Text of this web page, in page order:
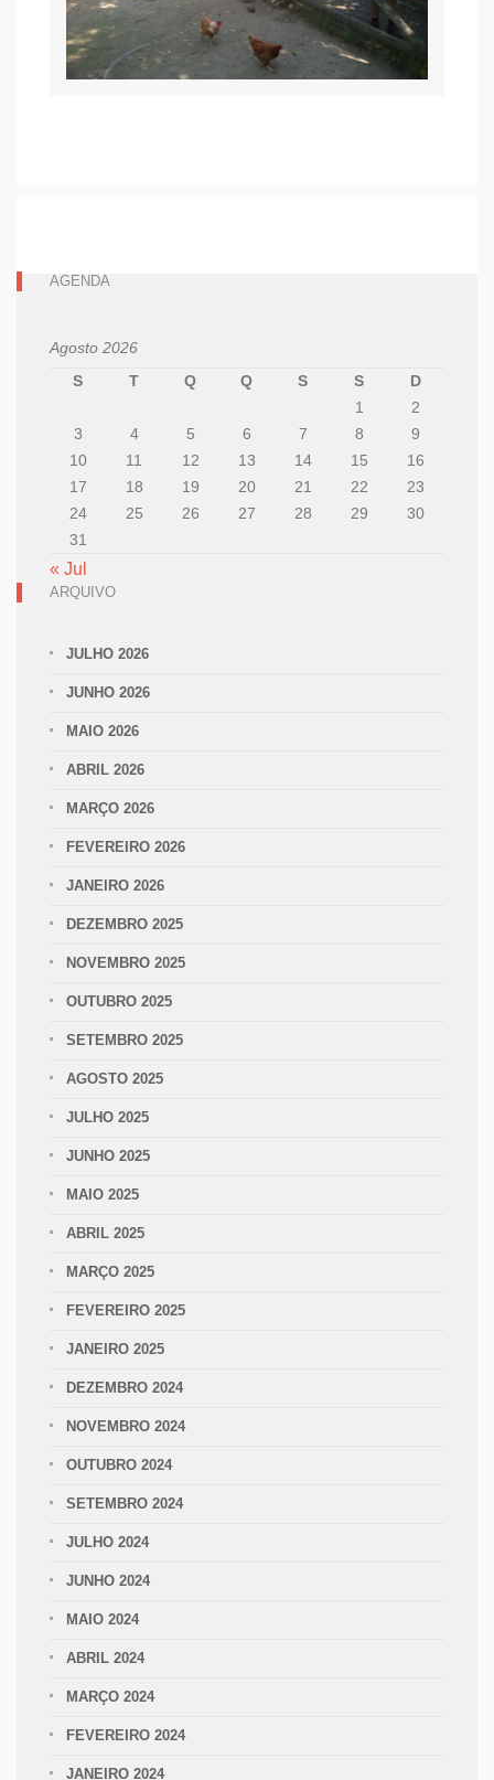
AGENDA
Agosto 2026
S
T Q Q S S
D
1
2
3
4 5 6 7 8
9
10
11 12 13 14 15
16
17
18 19 20 21 22
23
24
25 26 27 28 29
30
31
« Jul
ARQUIVO
JULHO 2026
JUNHO 2026
MAIO 2026
ABRIL 2026
MARÇO 2026
FEVEREIRO 2026
JANEIRO 2026
DEZEMBRO 2025
NOVEMBRO 2025
OUTUBRO 2025
SETEMBRO 2025
AGOSTO 2025
JULHO 2025
JUNHO 2025
MAIO 2025
ABRIL 2025
MARÇO 2025
FEVEREIRO 2025
JANEIRO 2025
DEZEMBRO 2024
NOVEMBRO 2024
OUTUBRO 2024
SETEMBRO 2024
JULHO 2024
JUNHO 2024
MAIO 2024
ABRIL 2024
MARÇO 2024
FEVEREIRO 2024
JANEIRO 2024